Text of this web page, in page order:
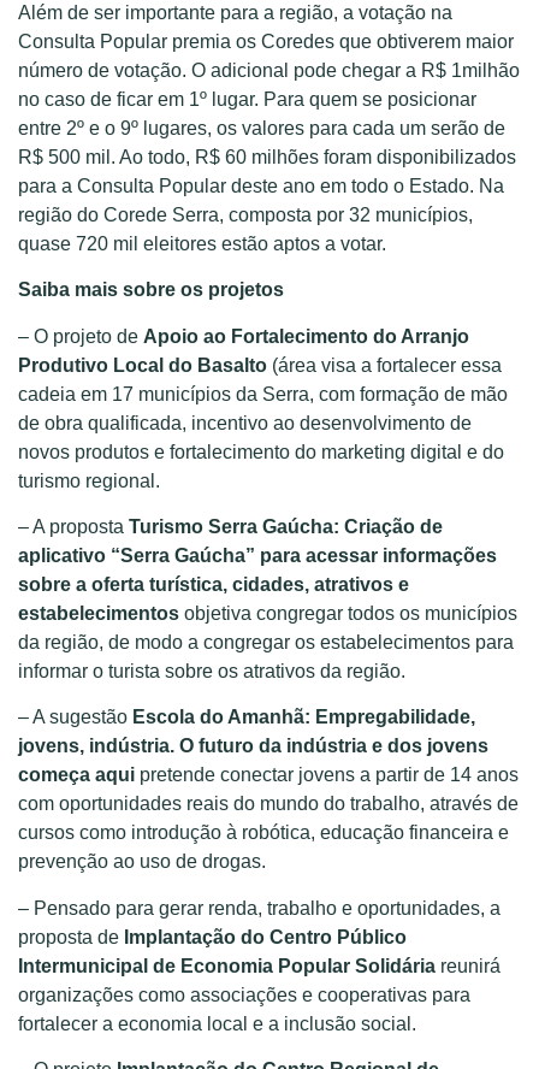
Além de ser importante para a região, a votação na
Consulta Popular premia os Coredes que obtiverem maior
número de votação. O adicional pode chegar a R$ 1milhão
no caso de ficar em 1º lugar. Para quem se posicionar
entre 2º e o 9º lugares, os valores para cada um serão de
R$ 500 mil. Ao todo, R$ 60 milhões foram disponibilizados
para a Consulta Popular deste ano em todo o Estado. Na
região do Corede Serra, composta por 32 municípios,
quase 720 mil eleitores estão aptos a votar.
Saiba mais sobre os projetos
– O projeto de Apoio ao Fortalecimento do Arranjo
Produtivo Local do Basalto (área visa a fortalecer essa
cadeia em 17 municípios da Serra, com formação de mão
de obra qualificada, incentivo ao desenvolvimento de
novos produtos e fortalecimento do marketing digital e do
turismo regional.
– A proposta Turismo Serra Gaúcha: Criação de
aplicativo “Serra Gaúcha” para acessar informações
sobre a oferta turística, cidades, atrativos e
estabelecimentos objetiva congregar todos os municípios
da região, de modo a congregar os estabelecimentos para
informar o turista sobre os atrativos da região.
– A sugestão Escola do Amanhã: Empregabilidade,
jovens, indústria. O futuro da indústria e dos jovens
começa aqui pretende conectar jovens a partir de 14 anos
com oportunidades reais do mundo do trabalho, através de
cursos como introdução à robótica, educação financeira e
prevenção ao uso de drogas.
– Pensado para gerar renda, trabalho e oportunidades, a
proposta de Implantação do Centro Público
Intermunicipal de Economia Popular Solidária reunirá
organizações como associações e cooperativas para
fortalecer a economia local e a inclusão social.